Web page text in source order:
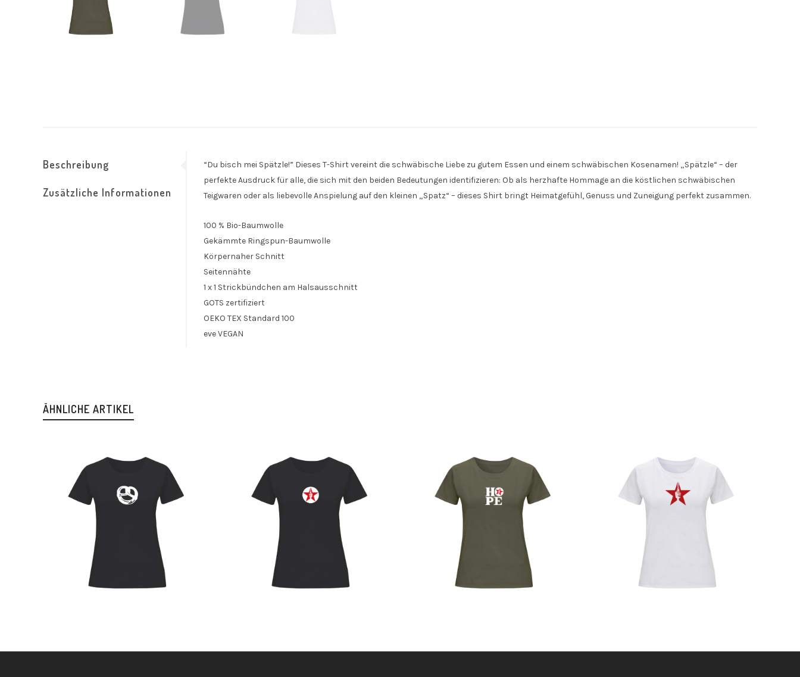
Beschreibung
Zusätzliche Informationen
“Du bisch mei Spätzle!” Dieses T-Shirt vereint die schwäbische Liebe zu gutem Essen und einem schwäbischen Kosenamen! „Spätzle“ – der
perfekte Ausdruck für alle, die sich mit den beiden Bedeutungen identifizieren: Ob als herzhafte Hommage an die köstlichen schwäbischen
Teigwaren oder als liebevolle Anspielung auf den kleinen „Spatz“ – dieses Shirt bringt Heimatgefühl, Genuss und Zuneigung perfekt zusammen.
100 % Bio-Baumwolle
Gekämmte Ringspun-Baumwolle
Körpernaher Schnitt
Seitennähte
1 x 1 Strickbündchen am Halsausschnitt
GOTS zertifiziert
OEKO TEX Standard 100
eve VEGAN
ÄHNLICHE ARTIKEL